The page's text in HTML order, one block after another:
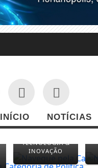
INÍCIO NOTÍCIAS
TECNOLOGIA &
INOVAÇÃO